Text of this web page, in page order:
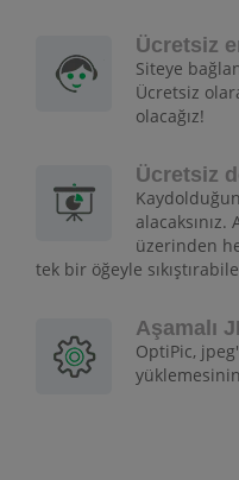
Ücretsiz
Siteye
Ücretsiz
olacağız!
Ücretsiz
üzerinden
tek bir öğeyle
Aşamalı
OptiPic,